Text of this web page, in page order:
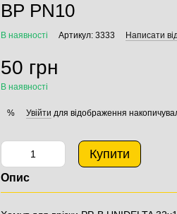
ВР PN10
В наявності Артикул: 3333 Написати
50 грн
В наявності
% Увійти для відображення
Купити
Опис